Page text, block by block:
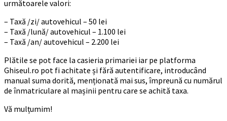
următoarele valori:
– Taxă /zi/ autovehicul – 50 lei
– Taxă /lună/ autovehicul – 1.100 lei
– Taxă /an/ autovehicul – 2.200 lei
Plătile se pot face la casieria primariei iar pe platforma
Ghiseul.ro pot fi achitate și fără autentificare, introducând
manual suma dorită, menționată mai sus, împreună cu numărul
de înmatriculare al mașinii pentru care se achită taxa.
Vă mulțumim!